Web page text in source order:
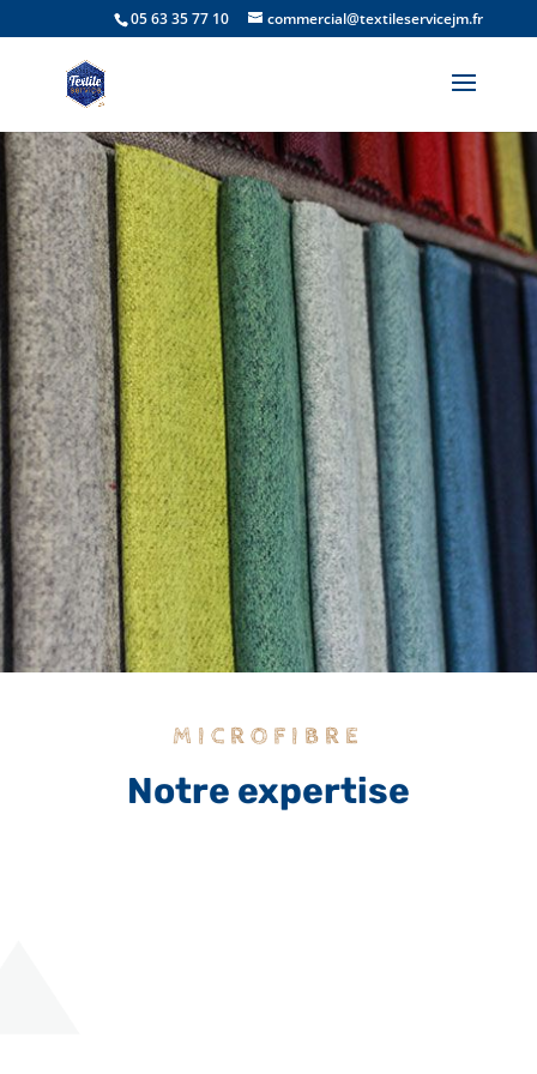
05 63 35 77 10 commercial@textileservicejm.fr
TISSUS
MICROFIBRE
MICROFIBRE
Notre expertise